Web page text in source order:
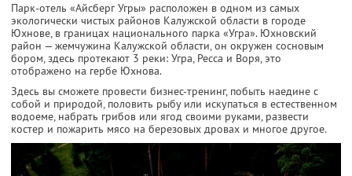
Парк-отель «Айсберг Угры» расположен в одном из самых
экологически чистых районов Калужской области в городе
Юхнове, в границах национального парка «Угра». Юхновский
район — жемчужина Калужской области, он окружен сосновым
бором, здесь протекают 3 реки: Угра, Ресса и Воря, это
отображено на гербе Юхнова.
Здесь вы сможете провести бизнес-тренинг, побыть наедине с
собой и природой, половить рыбу или искупаться в естественном
водоеме, набрать грибов или ягод своими руками, развести
костер и пожарить мясо на березовых дровах и многое другое.